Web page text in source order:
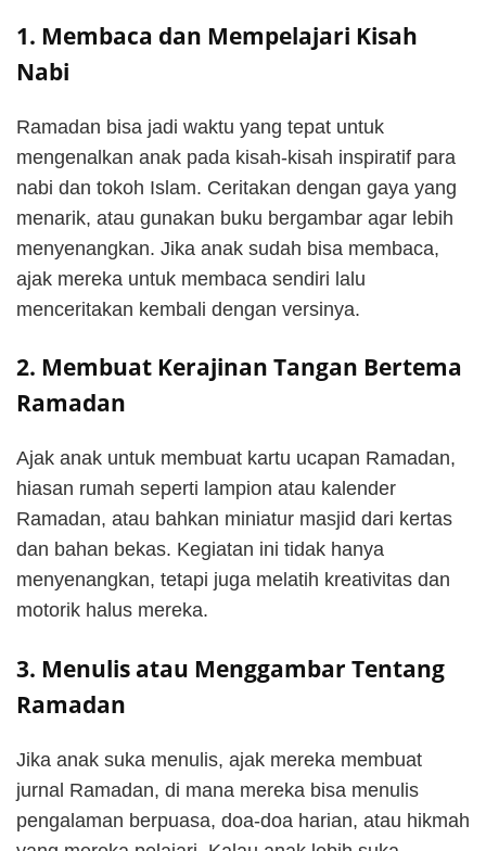
1. Membaca dan Mempelajari Kisah
Nabi
Ramadan bisa jadi waktu yang tepat untuk
mengenalkan anak pada kisah-kisah inspiratif para
nabi dan tokoh Islam. Ceritakan dengan gaya yang
menarik, atau gunakan buku bergambar agar lebih
menyenangkan. Jika anak sudah bisa membaca,
ajak mereka untuk membaca sendiri lalu
menceritakan kembali dengan versinya.
2. Membuat Kerajinan Tangan Bertema
Ramadan
Ajak anak untuk membuat kartu ucapan Ramadan,
hiasan rumah seperti lampion atau kalender
Ramadan, atau bahkan miniatur masjid dari kertas
dan bahan bekas. Kegiatan ini tidak hanya
menyenangkan, tetapi juga melatih kreativitas dan
motorik halus mereka.
3. Menulis atau Menggambar Tentang
Ramadan
Jika anak suka menulis, ajak mereka membuat
jurnal Ramadan, di mana mereka bisa menulis
pengalaman berpuasa, doa-doa harian, atau hikmah